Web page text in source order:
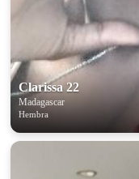
Clarissa 22
Madagascar
Hembra